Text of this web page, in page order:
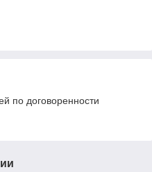
по договоренности